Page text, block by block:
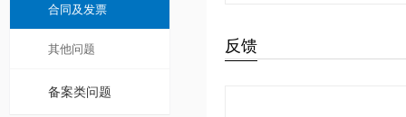
合同及发票
其他问题
备案类问题
反馈